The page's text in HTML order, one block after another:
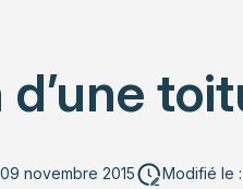
novembre 2015 Modifié le